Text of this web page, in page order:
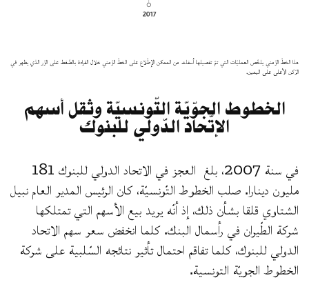
هذا الخطّ الزّمني يلخّص العمليّات التي تمّ تفصيلها أسفله. من الممكن الإطّلاع على الخطّ الزّمني خلال القراءة بالضّغط على الزّر الذي يظهر في
الرّكن الأعلى على اليمين.
الخطوط الجوّيّة التّونسيّة وثقل أسهم
الإتّحاد الدّولي للبنوك
في سنة 2007، بلغ العجز في الاتحاد الدولي للبنوك 181
مليون دينارا. صلب الخطوط التّونسيّة، كان الرئيس المدير العام نبيل
الشتاوي قلقا بشأن ذلك، إذ أنّه يريد بيع الأسهم التي تمتلكها
شركة الطّيران في رأسمال البنك. كلما انخفض سعر سهم الاتحاد
الدولي للبنوك، كلما تفاقم احتمال تأثير نتائجه السّلبية على شركة
الخطوط الجويّة التونسية.